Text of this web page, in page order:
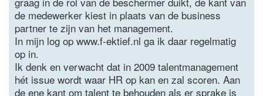
de medewerker kiest in plaats van de business
partner te zijn van het management.
In mijn log op www.f-ektief.nl ga ik daar regelmatig
op in.
Ik denk en verwacht dat in 2009 talentmanagement
hét issue wordt waar HR op kan en zal scoren. Aan
de ene kant om talent te behouden als er sprake is